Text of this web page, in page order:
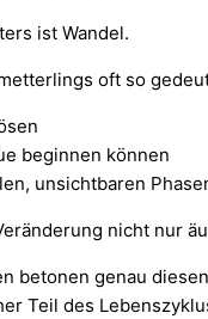
ist Wandel.
oft so
beginnen können
unsichtbaren
nicht nur
betonen genau
Teil des